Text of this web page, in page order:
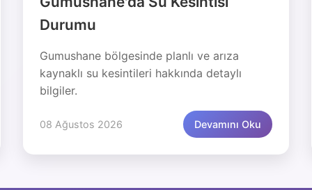
Durumu
Gumushane bölgesinde planlı ve arıza
kaynaklı su kesintileri hakkında detaylı
bilgiler.
08 Ağustos 2026 Devamını Oku